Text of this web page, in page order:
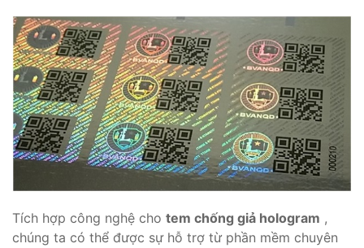
Tích hợp công nghệ cho tem chống giả hologram ,
chúng ta có thể được sự hỗ trợ từ phần mềm chuyên